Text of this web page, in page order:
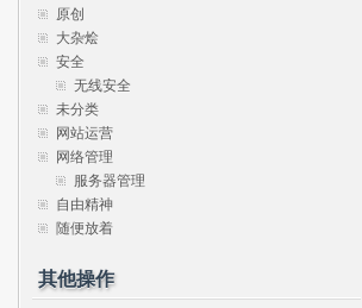
原创
大杂烩
安全
无线安全
未分类
网站运营
网络管理
服务器管理
自由精神
随便放着
其他操作